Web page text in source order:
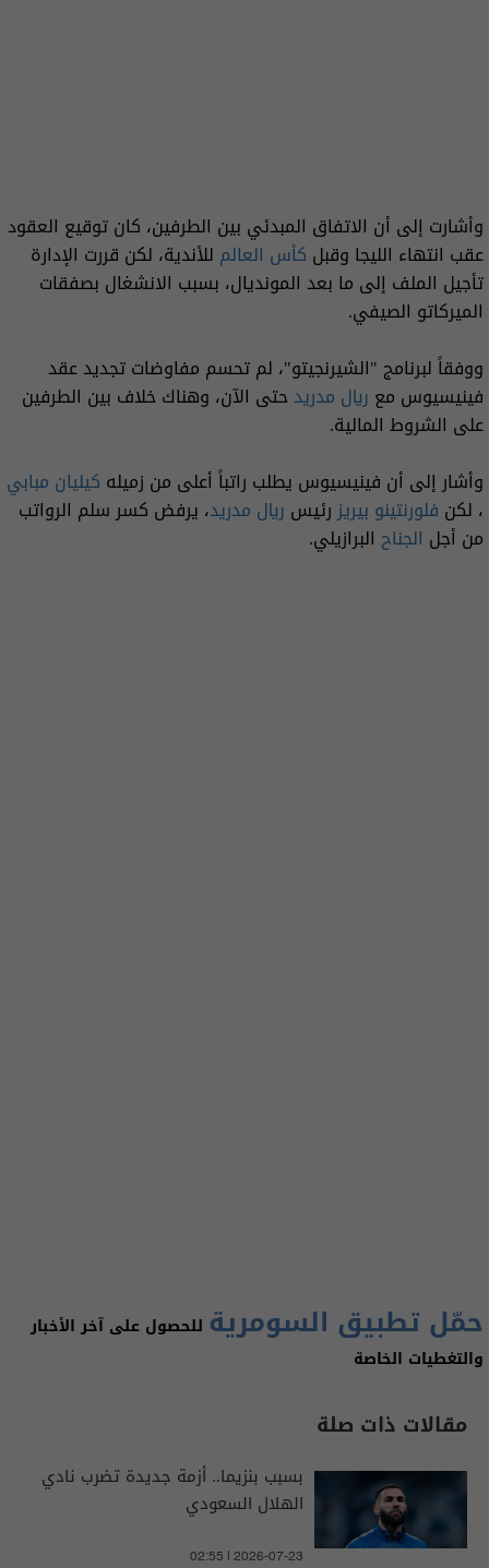
وأشارت إلى أن الاتفاق المبدئي بين الطرفين، كان توقيع العقود
عقب انتهاء الليجا وقبل كأس العالم للأندية، لكن قررت الإدارة
تأجيل الملف إلى ما بعد المونديال، بسبب الانشغال بصفقات
الميركاتو الصيفي.
ووفقاً لبرنامج "الشيرنجيتو"، لم تحسم مفاوضات تجديد عقد
فينيسيوس مع ريال مدريدحتى الآن، وهناك خلاف بين الطرفين
على الشروط المالية.
وأشار إلى أن فينيسيوس يطلب راتباً أعلى من زميله كيليان مبابي
، لكن فلورنتينو بيريزرئيس ريال مدريد، يرفض كسر سلم الرواتب
من أجل الجناح البرازيلي.
حمّل تطبيق السومرية للحصول على آخر الأخبار
والتغطيات الخاصة
مقالات ذات صلة
بسبب بنزيما.. أزمة جديدة تضرب نادي
الهلال السعودي
02:55 | 2026-07-23